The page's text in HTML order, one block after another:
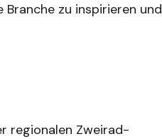
zu inspirieren und
regionalen Zweirad-